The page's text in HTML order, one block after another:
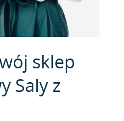
sklep
Saly z